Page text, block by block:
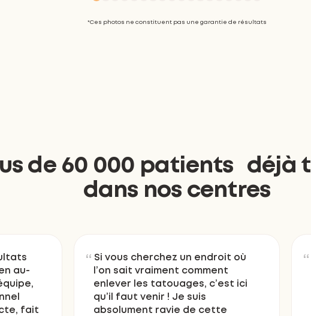
*Ces photos ne constituent pas une garantie de résultats
de 60 000 patients déjà
dans nos centres
au-
fait
Si vous cherchez un endroit où
l’on sait vraiment comment
enlever les tatouages, c’est ici
qu’il faut venir ! Je suis
absolument ravie de cette